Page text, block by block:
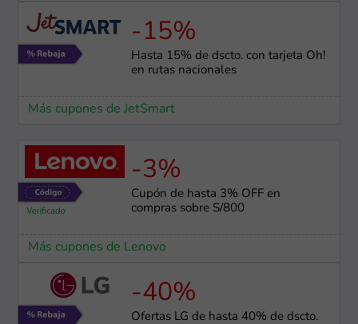
-15%
Hasta 15% de dscto. con tarjeta Oh!
en rutas nacionales
Más cupones de JetSmart
-3%
Cupón de hasta 3% OFF en
compras sobre S/800
Más cupones de Lenovo
-40%
Ofertas LG de hasta 40% de dscto.